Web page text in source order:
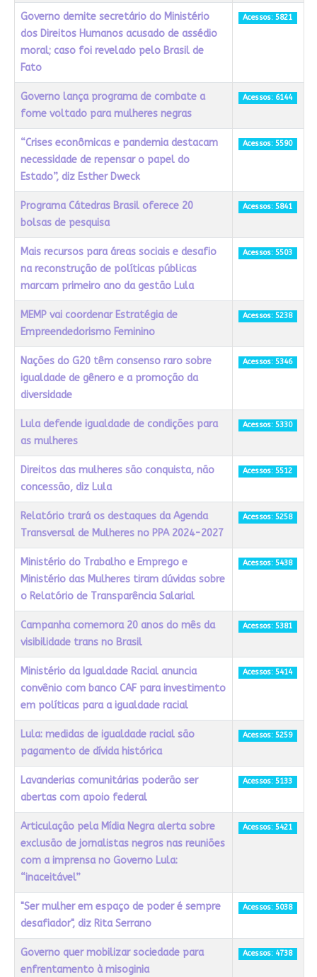
Governo demite secretário do Ministério
dos Direitos Humanos acusado de assédio
moral; caso foi revelado pelo Brasil de
Fato
Acessos: 5821
Governo lança programa de combate a
fome voltado para mulheres negras
Acessos: 6144
“Crises econômicas e pandemia destacam
necessidade de repensar o papel do
Estado”, diz Esther Dweck
Acessos: 5590
Programa Cátedras Brasil oferece 20
bolsas de pesquisa
Acessos: 5841
Mais recursos para áreas sociais e desafio
na reconstrução de políticas públicas
marcam primeiro ano da gestão Lula
Acessos: 5503
MEMP vai coordenar Estratégia de
Empreendedorismo Feminino
Acessos: 5238
Nações do G20 têm consenso raro sobre
igualdade de gênero e a promoção da
diversidade
Acessos: 5346
Lula defende igualdade de condições para
as mulheres
Acessos: 5330
Direitos das mulheres são conquista, não
concessão, diz Lula
Acessos: 5512
Relatório trará os destaques da Agenda
Transversal de Mulheres no PPA 2024-2027
Acessos: 5258
Ministério do Trabalho e Emprego e
Ministério das Mulheres tiram dúvidas sobre
o Relatório de Transparência Salarial
Acessos: 5438
Campanha comemora 20 anos do mês da
visibilidade trans no Brasil
Acessos: 5381
Ministério da Igualdade Racial anuncia
convênio com banco CAF para investimento
em políticas para a igualdade racial
Acessos: 5414
Lula: medidas de igualdade racial são
pagamento de dívida histórica
Acessos: 5259
Lavanderias comunitárias poderão ser
abertas com apoio federal
Acessos: 5133
Articulação pela Mídia Negra alerta sobre
exclusão de jornalistas negros nas reuniões
com a imprensa no Governo Lula:
“inaceitável”
Acessos: 5421
"Ser mulher em espaço de poder é sempre
desafiador", diz Rita Serrano
Acessos: 5038
Governo quer mobilizar sociedade para
enfrentamento à misoginia
Acessos: 4738